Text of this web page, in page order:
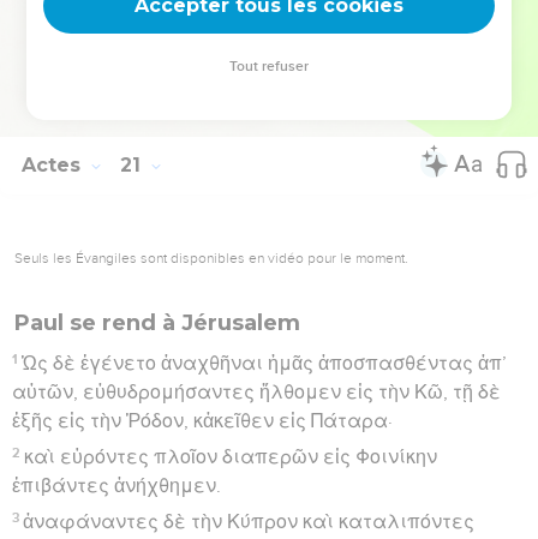
προέπεμπον δὲ αὐτὸν εἰς τὸ πλοῖον.
Hébreu : © Westminster Leningrad Codex - tanach.us --- Grec : © 2010 by the
Actes 21
Seuls les Évangiles sont disponibles en vidéo pour le moment.
Paul se rend à Jérusalem
1 Ὡς δὲ ἐγένετο ἀναχθῆναι ἡμᾶς ἀποσπασθέντας ἀπ’
αὐτῶν, εὐθυδρομήσαντες ἤλθομεν εἰς τὴν Κῶ, τῇ δὲ
ἑξῆς εἰς τὴν Ῥόδον, κἀκεῖθεν εἰς Πάταρα·
2 καὶ εὑρόντες πλοῖον διαπερῶν εἰς Φοινίκην
ἐπιβάντες ἀνήχθημεν.
3 ἀναφάναντες δὲ τὴν Κύπρον καὶ καταλιπόντες
Accepter tous les cookies
Tout refuser